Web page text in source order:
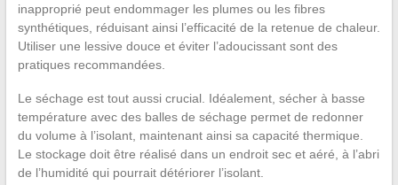
inapproprié peut endommager les plumes ou les fibres
synthétiques, réduisant ainsi l’efficacité de la retenue de chaleur.
Utiliser une lessive douce et éviter l’adoucissant sont des
pratiques recommandées.
Le séchage est tout aussi crucial. Idéalement, sécher à basse
température avec des balles de séchage permet de redonner
du volume à l’isolant, maintenant ainsi sa capacité thermique.
Le stockage doit être réalisé dans un endroit sec et aéré, à l’abri
de l’humidité qui pourrait détériorer l’isolant.